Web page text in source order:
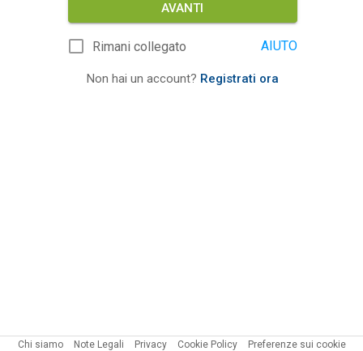
AVANTI
Rimani collegato AIUTO
Non hai un account? Registrati ora
Chi siamo Note Legali Privacy Cookie Policy
Preferenze sui cookie